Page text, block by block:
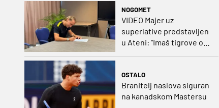
NOGOMET
VIDEO Majer uz
superlative predstavljen
u Ateni: "Imaš tigrove oči,
OSTALO
Branitelj naslova siguran
na kanadskom Mastersu